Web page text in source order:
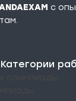
c
Категории